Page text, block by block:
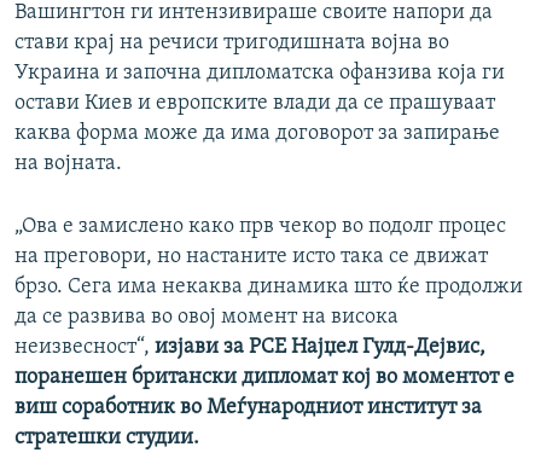
Вашингтон ги интензивираше своите напори да
стави крај на речиси тригодишната војна во
Украина и започна дипломатска офанзива која ги
остави Киев и европските влади да се прашуваат
каква форма може да има договорот за запирање
на војната.
„Ова е замислено како прв чекор во подолг процес
на преговори, но настаните исто така се движат
брзо. Сега има некаква динамика што ќе продолжи
да се развива во овој момент на висока
неизвесност“, изјави за РСЕ Најџел Гулд-Дејвис,
поранешен британски дипломат кој во моментот е
виш соработник во Меѓународниот институт за
стратешки студии.